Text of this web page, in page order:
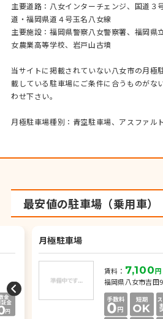
主要道路：八女インターチェンジ、国道３
道・福岡県道４号玉名八女線
主要施設：福岡県警察八女警察署、福岡県
女農業高等学校、岩戸山古墳
当サイトに掲載されていない八女市の月極
載している駐車場にご条件に合うものがな
わせ下さい。
月極駐車場種別：青空駐車場、アスファル
最安値の駐車場（乗用車）
月極駐車場
賃料： 7,100円
福岡県八女市吉田9